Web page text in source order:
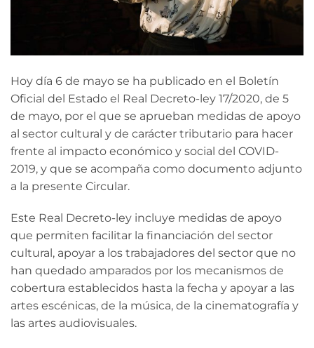
Hoy día 6 de mayo se ha publicado en el Boletín
Oficial del Estado el Real Decreto-ley 17/2020, de 5
de mayo, por el que se aprueban medidas de apoyo
al sector cultural y de carácter tributario para hacer
frente al impacto económico y social del COVID-
2019, y que se acompaña como documento adjunto
a la presente Circular.
Este Real Decreto-ley incluye medidas de apoyo
que permiten facilitar la financiación del sector
cultural, apoyar a los trabajadores del sector que no
han quedado amparados por los mecanismos de
cobertura establecidos hasta la fecha y apoyar a las
artes escénicas, de la música, de la cinematografía y
las artes audiovisuales.